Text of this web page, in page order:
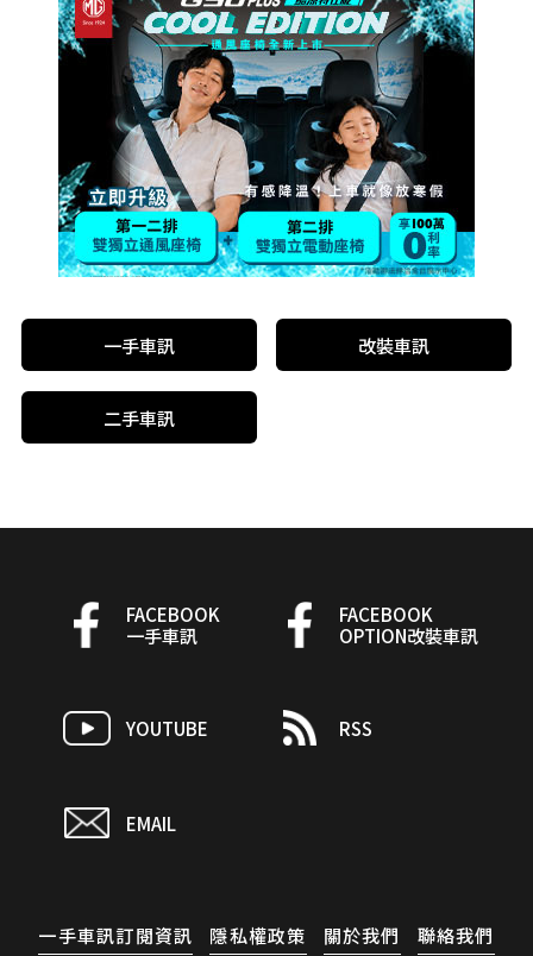
一手車訊 改裝車訊
二手車訊
FACEBOOK
一手車訊
FACEBOOK
OPTION改裝車訊
YOUTUBE RSS
EMAIL
一手車訊訂閱資訊 隱私權政策 關於我們 聯絡我們